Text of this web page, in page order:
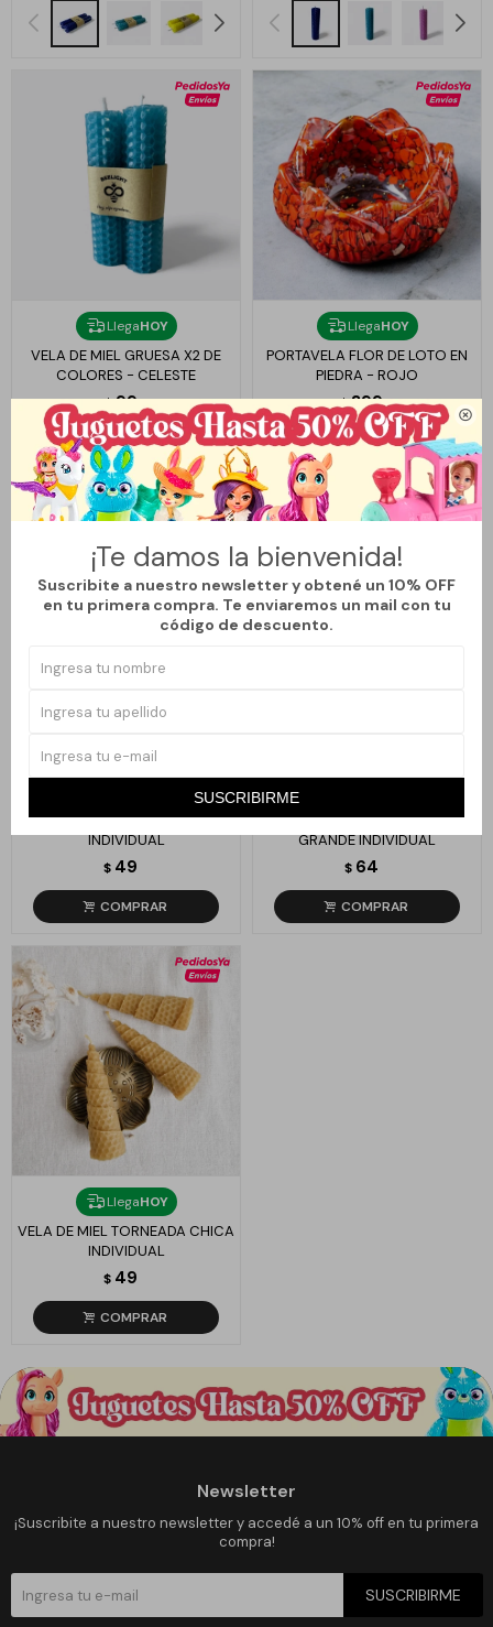

¡Te damos la bienvenida!
Suscribite a nuestro newsletter y obtené un 10% OFF
en tu primera compra. Te enviaremos un mail con tu
código de descuento.
SUSCRIBIRME
LlegaHOY
VELA DE MIEL GRUESA X2 DE
COLORES - CELESTE
$99
LlegaHOY
PORTAVELA FLOR DE LOTO EN
PIEDRA - ROJO
$399
VELA DE MIEL GRUESA
INDIVIDUAL
$ 49
VELA DE MIEL TORNEADA
GRANDE INDIVIDUAL
$ 64
LlegaHOY
VELA DE MIEL TORNEADA CHICA
INDIVIDUAL
$ 49
Newsletter
¡Suscribite a nuestro newsletter y accedé a un 10% off en tu primera
compra!
SUSCRIBIRME